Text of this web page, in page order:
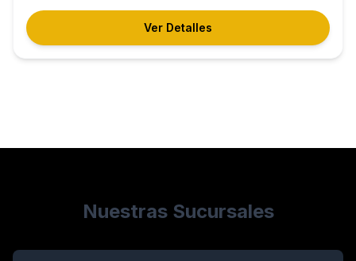
Ver Detalles
Nuestras Sucursales